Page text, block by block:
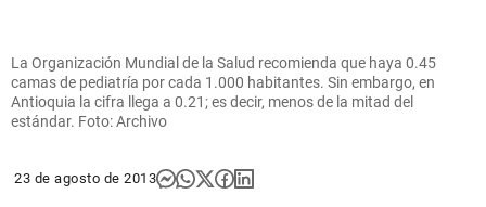
La Organización Mundial de la Salud recomienda que haya 0.45
camas de pediatría por cada 1.000 habitantes. Sin embargo, en
Antioquia la cifra llega a 0.21; es decir, menos de la mitad del
estándar. Foto: Archivo
23 de agosto de 2013